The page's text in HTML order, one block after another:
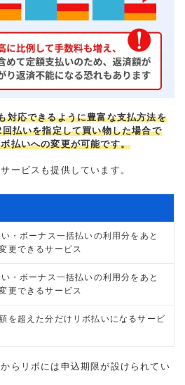
対応できるように豊富な支払方法を
払いを指定して買い物した場合で
払いへの変更が可能です。
ービスも提供しています。
・ボーナス一括払いの利用分をあと
更できるサービス
・ボーナス一括払いの利用分をあと
更できるサービス
を超えた分だけリボ払いになるサービ
らリボには申込期限が設けられてい